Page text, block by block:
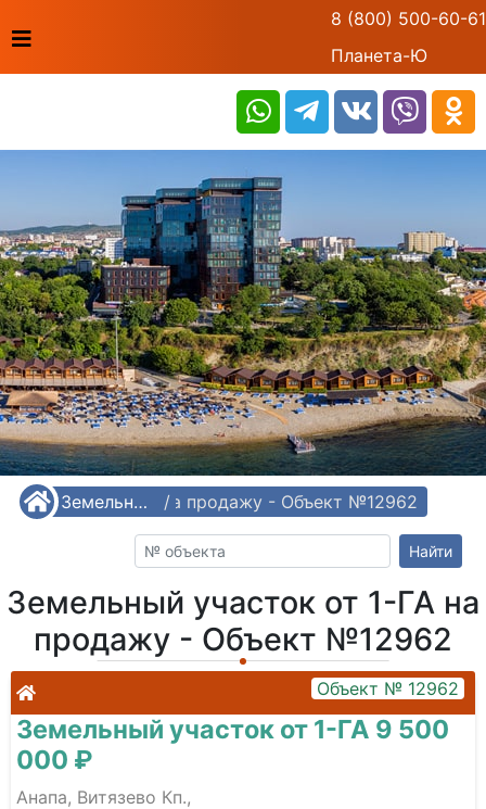
8 (800) 500-60-61
Планета-Ю
/ Земельные участки от 1-ГА /
участок от 1-ГА на продажу - Объект №12962
Найти
Земельный участок от 1-ГА на
продажу - Объект №12962
Объект № 12962
Земельный участок от 1-ГА 9 500
000 ₽
Анапа, Витязево Кп.,